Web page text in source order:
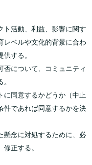
ト活動、利益、影響に関す
レベルや文化的背景に合わ
する。
について、コミュニティ
に同意するかどうか（中止
件であれば同意するかを決
懸念に対処するために、必
正する。